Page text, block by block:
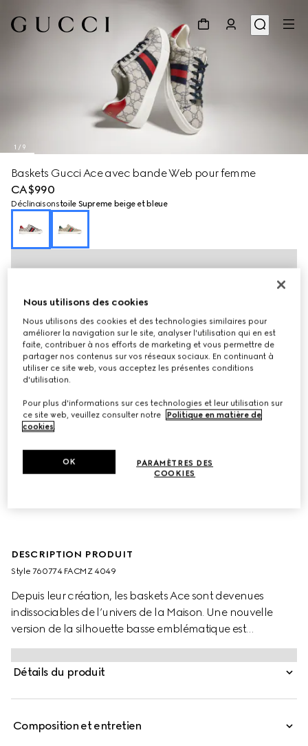
1 / 9
Baskets Gucci Ace avec bande Web pour femme
CA$990
Déclinaisonstoile Supreme beige et bleue
DESCRIPTION PRODUIT
Style ‎760774 FACMZ 4049
Depuis leur création, les baskets Ace sont devenues
indissociables de l’univers de la Maison. Une nouvelle
version de la silhouette basse emblématique est
présentée dans la dernière collection et comporte des
détails uniques. La toile GG Supreme beige et bleu
caractérise le modèle et une étiquette métallique « ACE »
Détails du produit
Composition et entretien
Nous utilisons des cookies
Nous utilisons des cookies et des technologies similaires pour
améliorer la navigation sur le site, analyser l'utilisation qui en est
faite, contribuer à nos efforts de marketing et vous permettre de
partager nos contenus sur vos réseaux sociaux. En continuant à
utiliser ce site web, vous acceptez les présentes conditions
d'utilisation.
Pour plus d'informations sur ces technologies et leur utilisation sur
ce site web, veuillez consulter notre
Politique en matière de
cookies.
PARAMÈTRES DES
COOKIES
OK